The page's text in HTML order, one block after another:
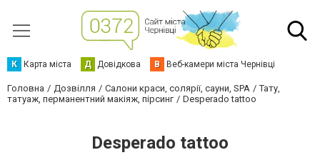
К Карта міста Д Довідкова В Веб-камери міста Чернівці
Головна Дозвілля Салони краси, солярії, сауни, SPA
Тату,
татуаж, перманентний макіяж, пірсинг
Desperado tattoo
Desperado tattoo